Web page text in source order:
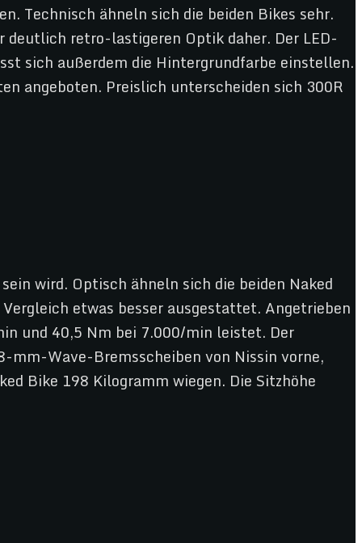
Technisch ähneln sich die beiden Bikes sehr.
deutlich retro-lastigeren Optik daher. Der LED-
sich außerdem die Hintergrundfarbe einstellen.
angeboten. Preislich unterscheiden sich 300R
wird. Optisch ähneln sich die beiden Naked
etwas besser ausgestattet. Angetrieben
und 40,5 Nm bei 7.000/min leistet. Der
mm-Wave-Bremsscheiben von Nissin vorne,
Bike 198 Kilogramm wiegen. Die Sitzhöhe